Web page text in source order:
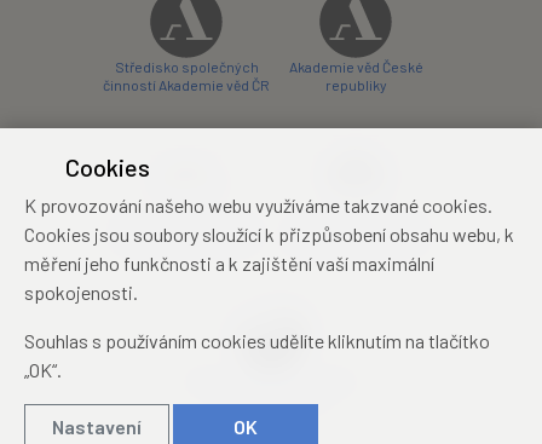
Středisko společných
činností Akademie věd ČR
Akademie věd České
republiky
konferenční centrum
Zámecký hotel Třešť
konferenční centrum
Cookies
K provozování našeho webu využíváme takzvané cookies.
Cookies jsou soubory sloužící k přizpůsobení obsahu webu, k
měření jeho funkčnosti a k zajištění vaší maximální
spokojenosti.
Souhlas s používáním cookies udělíte kliknutím na tlačítko
„OK“.
Nastavení OK